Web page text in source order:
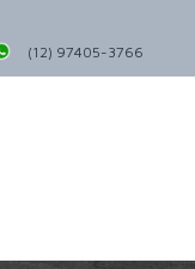
(12) 97405-3766